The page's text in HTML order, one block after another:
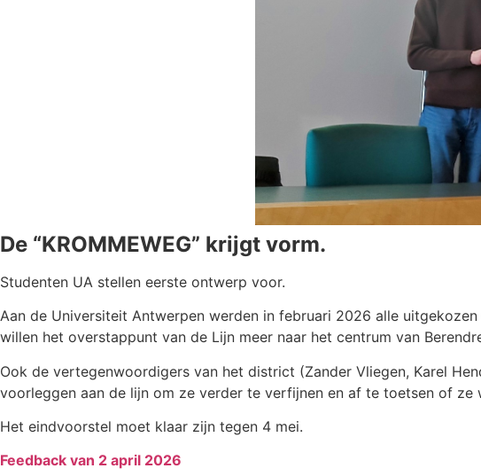
De “KROMMEWEG” krijgt vorm.
Studenten UA stellen eerste ontwerp voor.
Aan de Universiteit Antwerpen werden in februari 2026 alle
willen het overstappunt van de Lijn meer naar het centrum van
Ook de vertegenwoordigers van het district (Zander Vliegen, Karel
voorleggen aan de lijn om ze verder te verfijnen en af te toetsen of ze
Het eindvoorstel moet klaar zijn tegen 4 mei.
Feedback van 2 april 2026